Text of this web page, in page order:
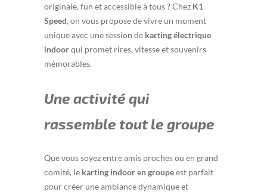
originale, fun et accessible à tous ? Chez K1
Speed, on vous propose de vivre un moment
unique avec une session de karting électrique
indoorqui promet rires, vitesse et souvenirs
mémorables.
Une activité qui
rassemble tout le groupe
Que vous soyez entre amis proches ou en grand
comité, le karting indoor en groupeest parfait
pour créer une ambiance dynamique et